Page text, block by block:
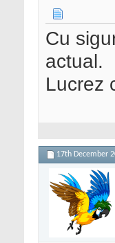
Cu
actual.
Lucrez
17th December